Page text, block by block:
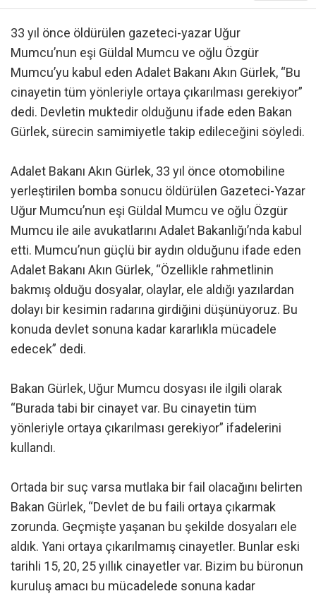
33 yıl önce öldürülen gazeteci-yazar Uğur
Mumcu’nun eşi Güldal Mumcu ve oğlu Özgür
Mumcu’yu kabul eden Adalet Bakanı Akın Gürlek, “Bu
cinayetin tüm yönleriyle ortaya çıkarılması gerekiyor”
dedi. Devletin muktedir olduğunu ifade eden Bakan
Gürlek, sürecin samimiyetle takip edileceğini söyledi.
Adalet Bakanı Akın Gürlek, 33 yıl önce otomobiline
yerleştirilen bomba sonucu öldürülen Gazeteci-Yazar
Uğur Mumcu’nun eşi Güldal Mumcu ve oğlu Özgür
Mumcu ile aile avukatlarını Adalet Bakanlığı’nda kabul
etti. Mumcu’nun güçlü bir aydın olduğunu ifade eden
Adalet Bakanı Akın Gürlek, “Özellikle rahmetlinin
bakmış olduğu dosyalar, olaylar, ele aldığı yazılardan
dolayı bir kesimin radarına girdiğini düşünüyoruz. Bu
konuda devlet sonuna kadar kararlıkla mücadele
edecek” dedi.
Bakan Gürlek, Uğur Mumcu dosyası ile ilgili olarak
“Burada tabi bir cinayet var. Bu cinayetin tüm
yönleriyle ortaya çıkarılması gerekiyor” ifadelerini
kullandı.
Ortada bir suç varsa mutlaka bir fail olacağını belirten
Bakan Gürlek, “Devlet de bu faili ortaya çıkarmak
zorunda. Geçmişte yaşanan bu şekilde dosyaları ele
aldık. Yani ortaya çıkarılmamış cinayetler. Bunlar eski
tarihli 15, 20, 25 yıllık cinayetler var. Bizim bu büronun
kuruluş amacı bu mücadelede sonuna kadar